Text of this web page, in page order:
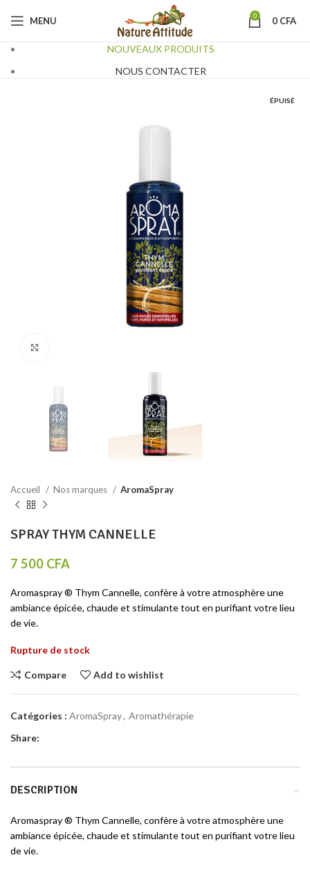
MENU 0 0 CFA
NOUVEAUX PRODUITS
NOUS CONTACTER
ÉPUISÉ
Accueil Nos marques AromaSpray
SPRAY THYM CANNELLE
7 500 CFA
Aromaspray ® Thym Cannelle, confère à votre atmosphère une
ambiance épicée, chaude et stimulante tout en purifiant votre lieu
de vie.
Rupture de stock
Compare Add to wishlist
Catégories : AromaSpray, Aromathérapie
Share:
DESCRIPTION
Aromaspray ® Thym Cannelle, confère à votre atmosphère une
ambiance épicée, chaude et stimulante tout en purifiant votre lieu
de vie.